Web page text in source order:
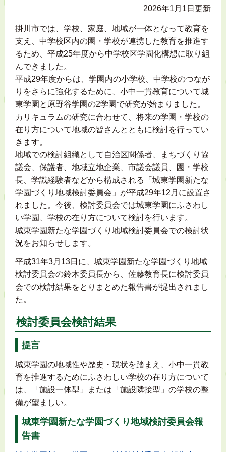
2026年1月1日更新
掛川市では、学校、家庭、地域が一体となって教育を
支え、中学校区内の園・学校が連携した教育を推進す
るため、平成25年度から中学校区学園化構想に取り組
んできました。
平成29年度からは、学園内の小学校、中学校のつなが
りをさらに強化するために、小中一貫教育について城
東学園と原野谷学園の2学園で研究が始まりました。
カリキュラムの研究に合わせて、将来の学園・学校の
在り方について地域の皆さんとともに検討を行ってい
きます。
地域での検討組織として自治区関係者、まちづくり協
議会、保護者、地域立地企業、市議会議員、園・学校
長、学識経験者などから構成される「城東学園新たな
学園づくり地域検討委員会」が平成29年12月に設置さ
れました。今後、検討委員会では城東学園にふさわし
い学園、学校の在り方について検討を行います。
城東学園新たな学園づくり地域検討委員会での検討状
況をお知らせします。
平成31年3月13日に、城東学園新たな学園づくり地域
検討委員会の鈴木委員長から、佐藤教育長に検討委員
会での検討結果をとりまとめた報告書が提出されまし
た。
検討委員会検討結果
提言
城東学園の地域性や歴史・現状を踏まえ、小中一貫教
育を推進するためにふさわしい学校の在り方について
は、「施設一体型」または「施設隣接型」の学校の整
備が望ましい。
城東学園新たな学園づくり地域検討委員会報
告書